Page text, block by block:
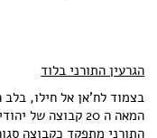
הגרעין התורני בלוד
המאה ה 20 קבוצה
התורני מתפקד כקבוצה